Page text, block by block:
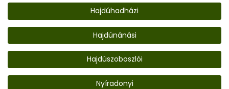
Hajdúhadházi
Hajdúnánási
Hajdúszoboszlói
Nyíradonyi